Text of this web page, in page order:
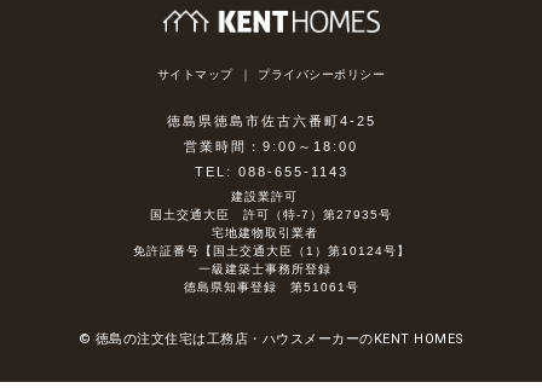
サイトマップ プライバシーポリシー
徳島県徳島市佐古六番町4-25
営業時間：9:00～18:00
TEL: 088-655-1143
建設業許可
国土交通大臣 許可（特-7）第27935号
宅地建物取引業者
免許証番号【国土交通大臣（1）第10124号】
一級建築士事務所登録
徳島県知事登録 第51061号
© 徳島の注文住宅は工務店・ハウスメーカーのKENT HOMES